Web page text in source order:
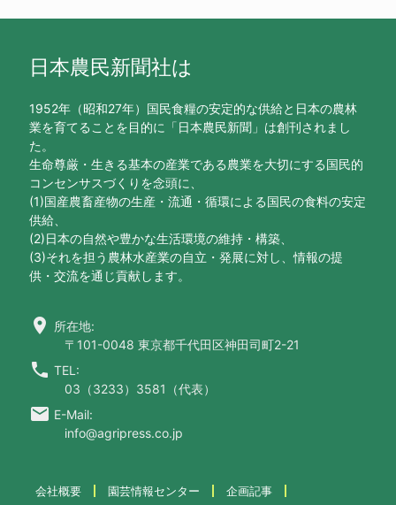
日本農民新聞社は
1952年（昭和27年）国民食糧の安定的な供給と日本の農林
業を育てることを目的に「日本農民新聞」は創刊されまし
た。
生命尊厳・生きる基本の産業である農業を大切にする国民的
コンセンサスづくりを念頭に、
(1)国産農畜産物の生産・流通・循環による国民の食料の安定
供給、
(2)日本の自然や豊かな生活環境の維持・構築、
(3)それを担う農林水産業の自立・発展に対し、情報の提
供・交流を通じ貢献します。
location_on 所在地:
〒101-0048 東京都千代田区神田司町2-21
call TEL:
03（3233）3581（代表）
email E-Mail:
info@agripress.co.jp
会社概要 園芸情報センター 企画記事